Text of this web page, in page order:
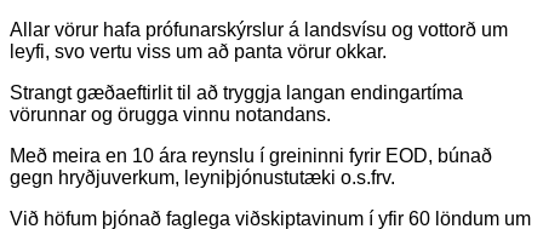
Allar vörur hafa prófunarskýrslur á landsvísu og vottorð um
leyfi, svo vertu viss um að panta vörur okkar.
Strangt gæðaeftirlit til að tryggja langan endingartíma
vörunnar og örugga vinnu notandans.
Með meira en 10 ára reynslu í greininni fyrir EOD, búnað
gegn hryðjuverkum, leyniþjónustutæki o.s.frv.
Við höfum þjónað faglega viðskiptavinum í yfir 60 löndum um